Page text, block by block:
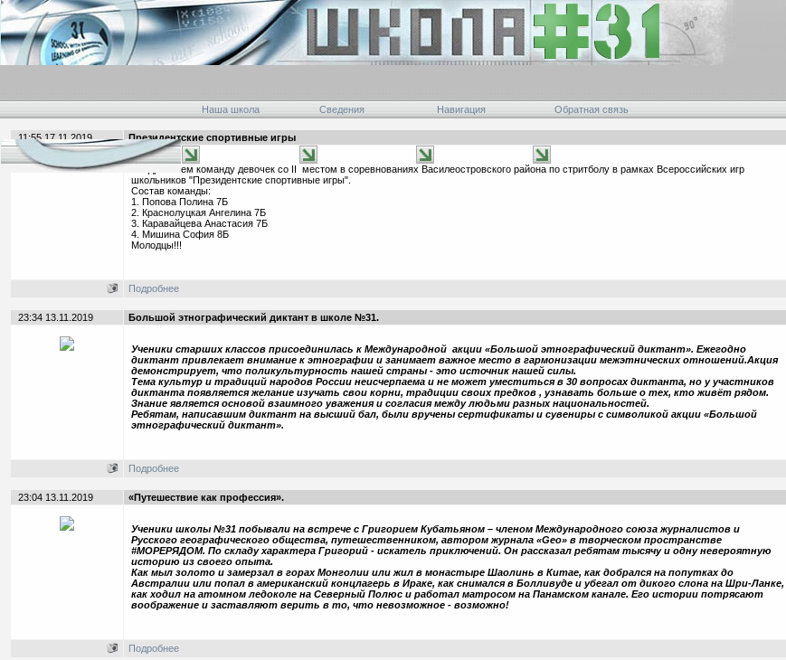
Наша школа Сведения Навигация Обратная связь
11:55 17.11.2019 Президентские спортивные игры
Поздравляем команду девочек со II местом в соревнованиях Василеостровского района по стритболу в рамках Всероссийских игр
школьников "Президентские спортивные игры".
Состав команды:
1. Попова Полина 7Б
2. Краснолуцкая Ангелина 7Б
3. Каравайцева Анастасия 7Б
4. Мишина София 8Б
Молодцы!!!
Подробнее
23:34 13.11.2019 Большой этнографический диктант в школе №31.
Ученики старших классов присоединилась к Международной акции «Большой этнографический диктант». Ежегодно
диктант привлекает внимание к этнографии и занимает важное место в гармонизации межэтнических отношений.Акция
демонстрирует, что поликультурность нашей страны - это источник нашей силы.
Тема культур и традиций народов России неисчерпаема и не может уместиться в 30 вопросах диктанта, но у участников
диктанта появляется желание изучать свои корни, традиции своих предков , узнавать больше о тех, кто живёт рядом.
Знание является основой взаимного уважения и согласия между людьми разных национальностей.
Ребятам, написавшим диктант на высший бал, были вручены сертификаты и сувениры с символикой акции «Большой
этнографический диктант».
Подробнее
23:04 13.11.2019 «Путешествие как профессия».
Ученики школы №31 побывали на встрече с Григорием Кубатьяном – членом Международного союза журналистов и
Русского географического общества, путешественником, автором журнала «Geo» в творческом пространстве
#МОРЕРЯДОМ. По складу характера Григорий - искатель приключений. Он рассказал ребятам тысячу и одну невероятную
историю из своего опыта.
Как мыл золото и замерзал в горах Монголии или жил в монастыре Шаолинь в Китае, как добрался на попутках до
Австралии или попал в американский концлагерь в Ираке, как снимался в Болливуде и убегал от дикого слона на Шри-Ланке,
как ходил на атомном ледоколе на Северный Полюс и работал матросом на Панамском канале. Его истории потрясают
воображение и заставляют верить в то, что невозможное - возможно!
Подробнее